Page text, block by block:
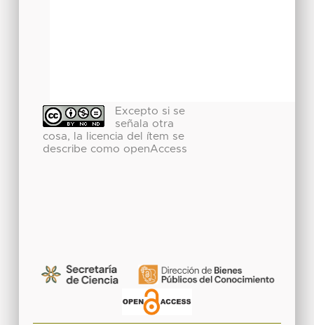
Excepto si se
señala otra
cosa, la licencia del ítem se
describe como openAccess